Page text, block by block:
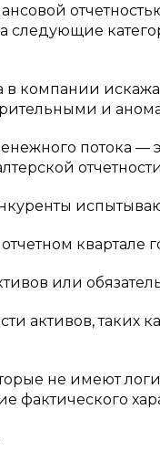
в компании
и
потока —
квартале
или
активов, таких
не имеют